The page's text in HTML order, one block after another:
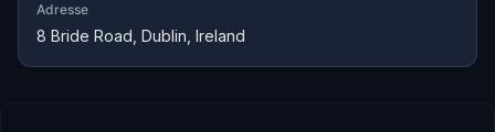
Adresse
8 Bride Road, Dublin, Ireland